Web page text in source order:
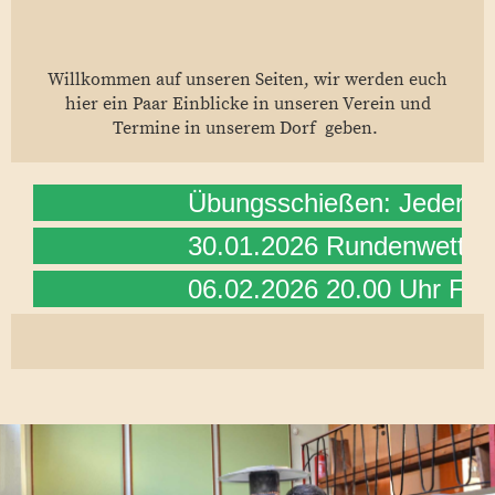
Willkommen auf unseren Seiten, wir werden euch
hier ein Paar Einblicke in unseren Verein und
Termine in unserem Dorf geben.
Übungsschießen: Jeder
30.01.2026
06.02.2026 20.00 Uhr